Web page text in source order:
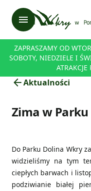
menu
ZAPRASZAMY OD
SOBOTY, NIEDZIELE I
arrow_backAktualności
Zima w Parku
Do Parku Dolina Wkry
widzieliśmy na tym
ciepłych barwach i
podziwianie białej